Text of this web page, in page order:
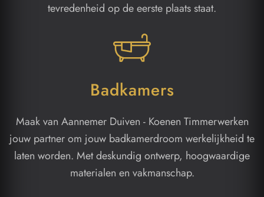
tevredenheid op de eerste plaats staat.
Badkamers
Maak van Aannemer Duiven - Koenen Timmerwerken
jouw partner om jouw badkamerdroom werkelijkheid te
laten worden. Met deskundig ontwerp, hoogwaardige
materialen en vakmanschap.